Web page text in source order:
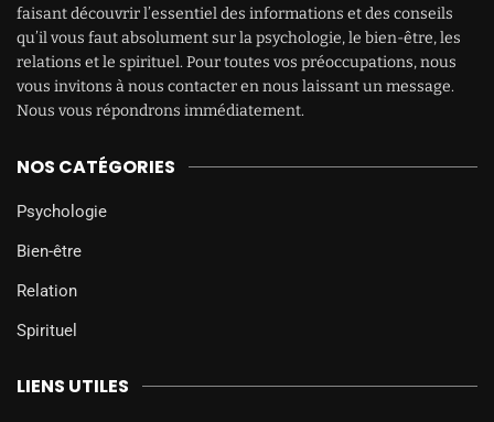
faisant découvrir l’essentiel des informations et des conseils
qu’il vous faut absolument sur la psychologie, le bien-être, les
relations et le spirituel. Pour toutes vos préoccupations, nous
vous invitons à nous contacter en nous laissant un message.
Nous vous répondrons immédiatement.
NOS CATÉGORIES
Psychologie
Bien-être
Relation
Spirituel
LIENS UTILES